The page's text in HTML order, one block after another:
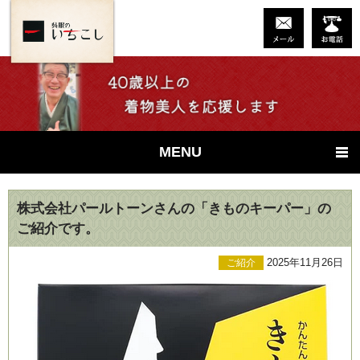
MENU
株式会社パールトーンさんの「きものキーパー」の
ご紹介です。
ご紹介 2025年11月26日